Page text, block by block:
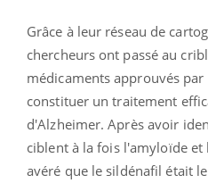
Grâce à leur réseau de
chercheurs ont passé au
médicaments approuvés
constituer un traitement
d'Alzheimer. Après avoir
ciblent à la fois l'amyloïde et
avéré que le sildénafil était